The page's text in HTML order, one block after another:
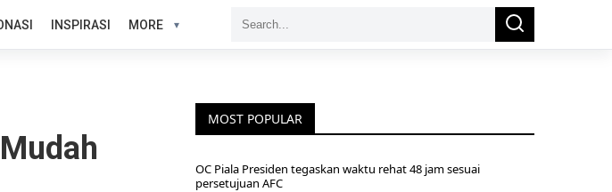
INSPIRASI MORE
Search
Search
MOST POPULAR
OC Piala Presiden tegaskan waktu rehat 48 jam sesuai
persetujuan AFC